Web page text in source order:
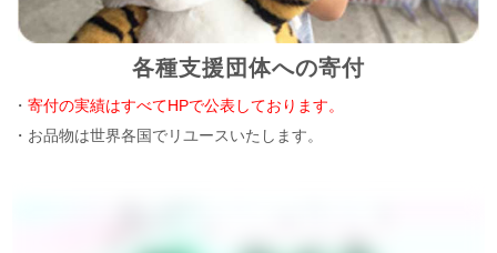
各種支援団体への寄付
・寄付の実績はすべてHPで公表しております。
・お品物は世界各国でリユースいたします。